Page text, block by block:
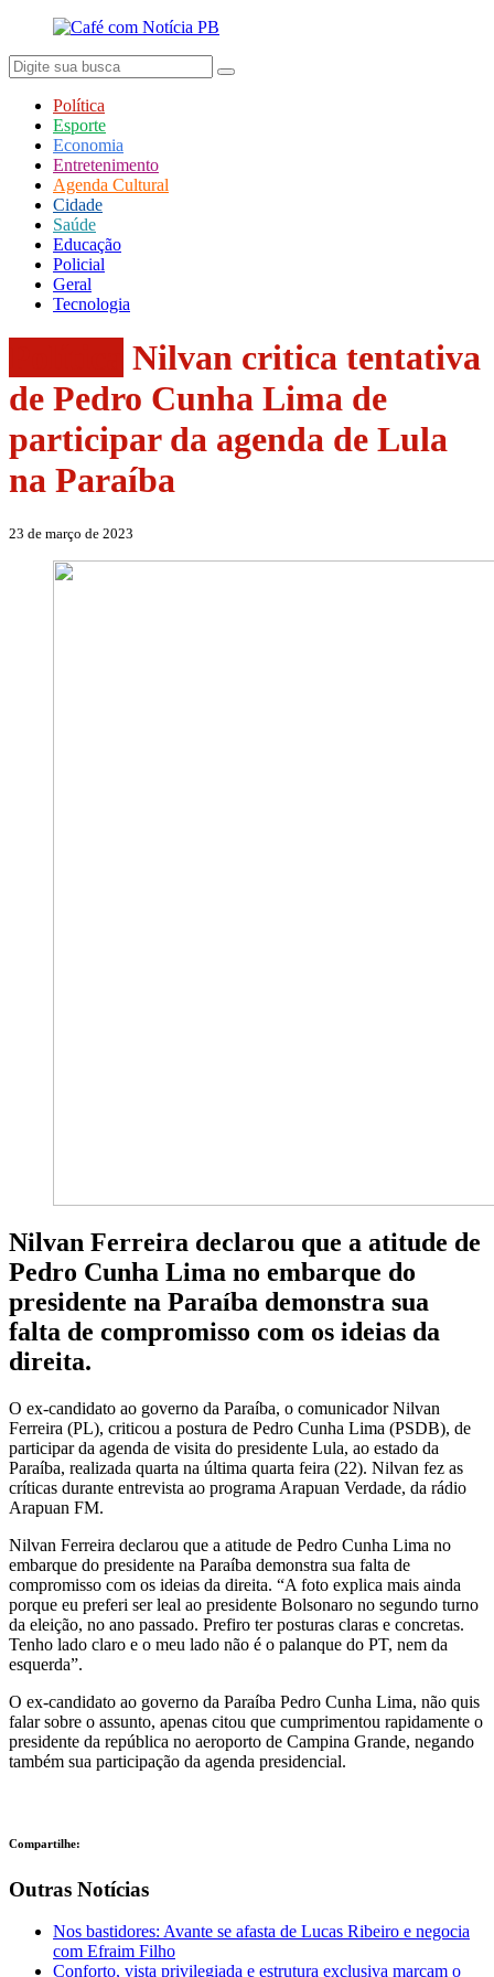
Política
Esporte
Economia
Entretenimento
Agenda Cultural
Cidade
Saúde
Educação
Policial
Geral
Tecnologia
Nilvan critica tentativa
de Pedro Cunha Lima de
participar da agenda de Lula
na Paraíba
23 de março de 2023
Nilvan Ferreira declarou que a atitude de
Pedro Cunha Lima no embarque do
presidente na Paraíba demonstra sua
falta de compromisso com os ideias da
direita.
O ex-candidato ao governo da Paraíba, o comunicador Nilvan
Ferreira (PL), criticou a postura de Pedro Cunha Lima (PSDB), de
participar da agenda de visita do presidente Lula, ao estado da
Paraíba, realizada quarta na última quarta feira (22). Nilvan fez as
críticas durante entrevista ao programa Arapuan Verdade, da rádio
Arapuan FM.
Nilvan Ferreira declarou que a atitude de Pedro Cunha Lima no
embarque do presidente na Paraíba demonstra sua falta de
compromisso com os ideias da direita. “A foto explica mais ainda
porque eu preferi ser leal ao presidente Bolsonaro no segundo turno
da eleição, no ano passado. Prefiro ter posturas claras e concretas.
Tenho lado claro e o meu lado não é o palanque do PT, nem da
esquerda”.
O ex-candidato ao governo da Paraíba Pedro Cunha Lima, não quis
falar sobre o assunto, apenas citou que cumprimentou rapidamente o
presidente da república no aeroporto de Campina Grande, negando
também sua participação da agenda presidencial.
Compartilhe:
Outras Notícias
Nos bastidores: Avante se afasta de Lucas Ribeiro e negocia
com Efraim Filho
Conforto, vista privilegiada e estrutura exclusiva marcam o